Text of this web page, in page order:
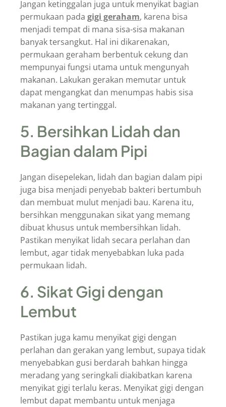
Jangan ketinggalan juga untuk menyikat bagian
permukaan pada gigi geraham, karena bisa
menjadi tempat di mana sisa-sisa makanan
banyak tersangkut. Hal ini dikarenakan,
permukaan geraham berbentuk cekung dan
mempunyai fungsi utama untuk mengunyah
makanan. Lakukan gerakan memutar untuk
dapat mengangkat dan menumpas habis sisa
makanan yang tertinggal.
5. Bersihkan Lidah dan
Bagian dalam Pipi
Jangan disepelekan, lidah dan bagian dalam pipi
juga bisa menjadi penyebab bakteri bertumbuh
dan membuat mulut menjadi bau. Karena itu,
bersihkan menggunakan sikat yang memang
dibuat khusus untuk membersihkan lidah.
Pastikan menyikat lidah secara perlahan dan
lembut, agar tidak menyebabkan luka pada
permukaan lidah.
6. Sikat Gigi dengan
Lembut
Pastikan juga kamu menyikat gigi dengan
perlahan dan gerakan yang lembut, supaya tidak
menyebabkan gusi berdarah bahkan hingga
meradang yang seringkali diakibatkan karena
menyikat gigi terlalu keras. Menyikat gigi dengan
lembut dapat membantu untuk menjaga